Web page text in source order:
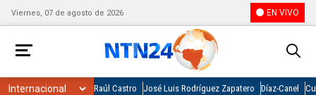
Viernes, 07 de agosto de 2026 EN VIVO
Raúl Castro José Luis Rodríguez Zapatero Díaz-Canel